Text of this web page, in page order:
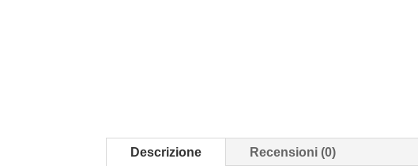
Descrizione Recensioni (0)